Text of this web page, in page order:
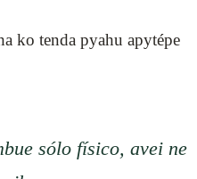
ko tenda pyahu apytépe
sólo físico, avei ne